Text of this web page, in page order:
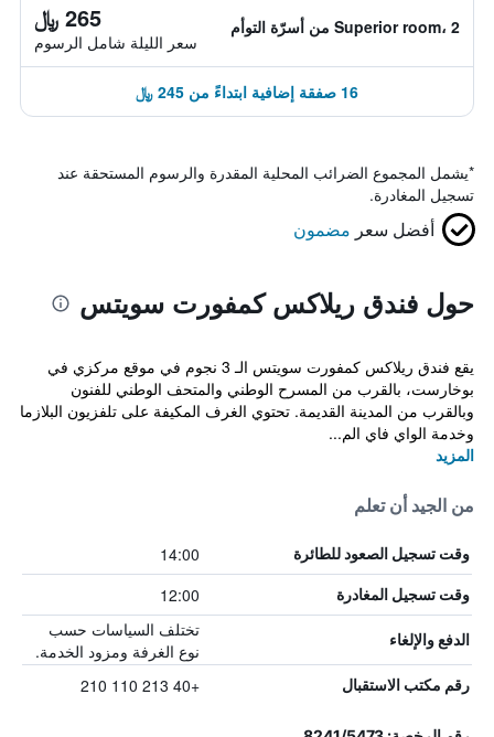
Superior room، 2 من أسرّة التوأم 265 ﷼
سعر الليلة شامل الرسوم
16 صفقة إضافية ابتداءً من 245 ﷼
*يشمل المجموع الضرائب المحلية المقدرة والرسوم المستحقة عند
تسجيل المغادرة.
أفضل سعر مضمون
حول فندق ريلاكس كمفورت سويتس
يقع فندق ريلاكس كمفورت سويتس الـ 3 نجوم في موقع مركزي في
بوخارست، بالقرب من المسرح الوطني والمتحف الوطني للفنون
وبالقرب من المدينة القديمة. تحتوي الغرف المكيفة على تلفزيون البلازما
وخدمة الواي فاي الم...
المزيد
من الجيد أن تعلم
وقت تسجيل الصعود للطائرة 14:00
وقت تسجيل المغادرة 12:00
الدفع والإلغاء
تختلف السياسات حسب
نوع الغرفة ومزود الخدمة.
رقم مكتب الاستقبال +40 213 110 210